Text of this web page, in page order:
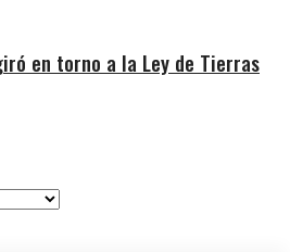
en torno a la Ley de Tierras